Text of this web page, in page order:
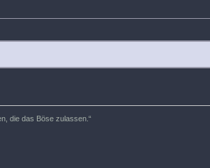
die das Böse zulassen.“